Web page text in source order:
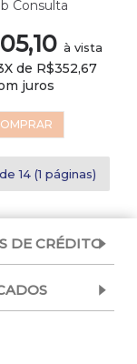
Consulta
à vista
de R$352,67
juros
14 (1 páginas)
DE CRÉDITO